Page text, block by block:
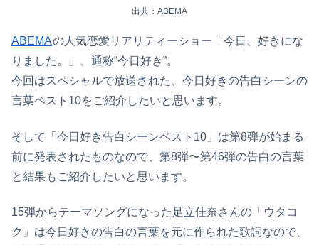
出典：ABEMA
ABEMAの人気恋愛リアリティーショー「今日、好きにな
りました。」、通称”今日好き”。
今回はスペシャルで放送された、今日好きの告白シーンの
言葉ベスト10をご紹介したいと思います。
そして「今日好き告白シーンベスト10」は第8弾が始まる
前に発表されたものなので、第8弾〜第46弾の告白の言葉
と結果もご紹介したいと思います。
15弾からテーマソングになった足立佳奈さんの「ウタコ
ク」は今日好きの告白の言葉を元に作られた歌詞なので、